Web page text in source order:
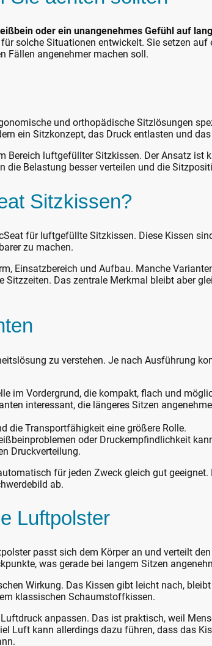
oder ein unangenehmes Gefühl auf
solche Situationen entwickelt. Sie setzen
Fällen angenehmer machen soll.
und orthopädische Sitzlösungen
ein Sitzkonzept, das Druck entlasten und
Bereich luftgefüllter Sitzkissen. Der Ansatz ist
die Belastung besser verteilen und die
Sitzkissen?
für luftgefüllte Sitzkissen. Diese Kissen
zu machen.
Einsatzbereich und Aufbau. Manche
Sitzzeiten. Das zentrale Merkmal bleibt aber
zu verstehen. Je nach Ausführung
im Vordergrund, die kompakt, flach und
interessant, die längeres Sitzen
die Transportfähigkeit eine größere Rolle.
oder Druckempfindlichkeit
Druckverteilung.
für jeden Zweck gleich gut
ab.
Luftpolster
passt sich dem Körper an und verteilt
was gerade bei langem Sitzen
Wirkung. Das Kissen gibt leicht nach,
klassischen Schaumstoffkissen.
anpassen. Das ist praktisch, weil
Luft kann allerdings dazu führen, dass das